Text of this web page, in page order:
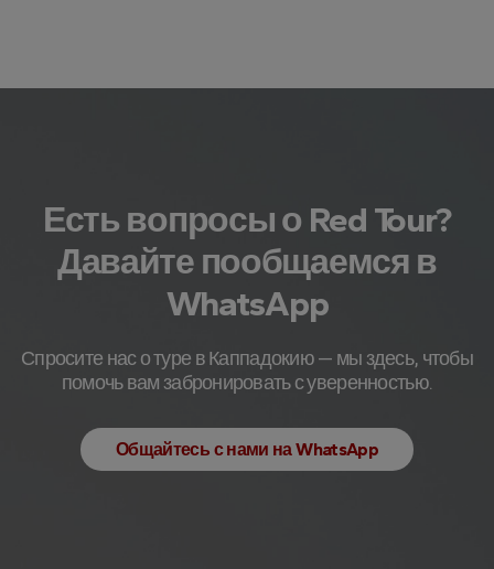
Есть вопросы о Red Tour?
Давайте пообщаемся в
WhatsApp
Спросите нас о туре в Каппадокию — мы здесь, чтобы
помочь вам забронировать с уверенностью.
Общайтесь с нами на WhatsApp